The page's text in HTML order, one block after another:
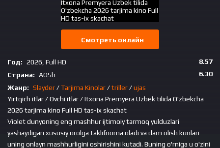
Смотреть онлайн
8.57
6.30
Год: 2026, Full HD
Страна: AQSh
Жанр: Slayder/Tarjima Kinolar/triller/ujas
Yirtqich itlar / Ovchi itlar / Itxona Premyera Uzbek tilida O'zbekcha
2026 tarjima kino Full HD tas-ix skachat
Violet dunyoning eng mashhur ijtimoiy tarmoq yulduzlari
yashaydigan xususiy orolga taklifnoma oladi va dam olish kunlari
uning onlayn mashhurligini oshirishini kutadi. Buning o'rniga u o'zini